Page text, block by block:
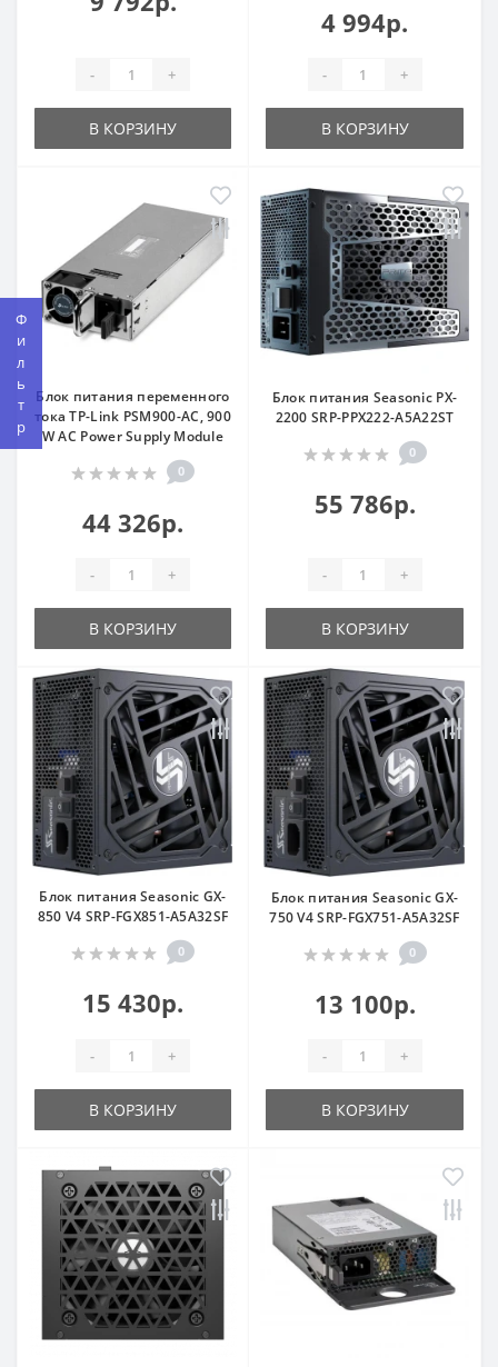
Фильтр
- +
В КОРЗИНУ
4 994р.
- +
В КОРЗИНУ
Блок питания переменного
тока TP-Link PSM900-AC, 900
W AC Power Supply Module
0
44 326р.
- +
В КОРЗИНУ
Блок питания Seasonic PX-
2200 SRP-PPX222-A5A22ST
0
55 786р.
- +
В КОРЗИНУ
Блок питания Seasonic GX-
850 V4 SRP-FGX851-A5A32SF
0
15 430р.
- +
В КОРЗИНУ
Блок питания Seasonic GX-
750 V4 SRP-FGX751-A5A32SF
0
13 100р.
- +
В КОРЗИНУ